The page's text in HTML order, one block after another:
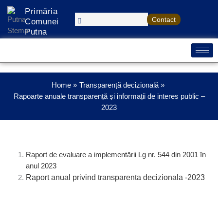
Treci
conținut
Primăria
Comunei
Putna
Contact
Home
Transparență decizională
Rapoarte anuale transparență și informații de interes public –
2023
Raport de evaluare a implementării Lg nr. 544 din 2001 în
anul 2023
Raport anual privind transparenta decizionala -2023